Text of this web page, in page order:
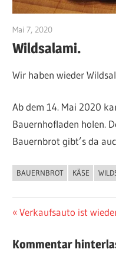
Mai 7, 2020
Wildsalami.
Wir haben wieder
Ab dem 14. Mai 2020
Bauernhofladen holen.
Bauernbrot gibt’s da
SPEZIALITÄTEN
WILD
BAUERNBROT KÄSE
Vorheriger
Verkaufsauto ist
Kommentar